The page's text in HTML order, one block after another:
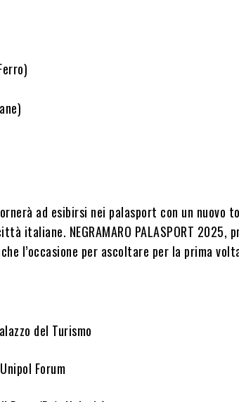
ad esibirsi nei palasport con un nuovo
italiane. NEGRAMARO PALASPORT 2025,
l’occasione per ascoltare per la prima
del Turismo
Forum